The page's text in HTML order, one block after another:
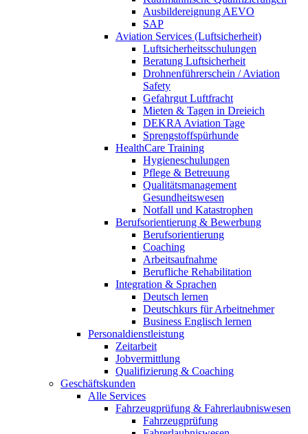
Ausbildereignung AEVO
SAP
Aviation Services (Luftsicherheit)
Luftsicherheitsschulungen
Beratung Luftsicherheit
Drohnenführerschein / Aviation
Safety
Gefahrgut Luftfracht
Mieten & Tagen in Dreieich
DEKRA Aviation Tage
Sprengstoffspürhunde
HealthCare Training
Hygieneschulungen
Pflege & Betreuung
Qualitätsmanagement
Gesundheitswesen
Notfall und Katastrophen
Berufsorientierung & Bewerbung
Berufsorientierung
Coaching
Arbeitsaufnahme
Berufliche Rehabilitation
Integration & Sprachen
Deutsch lernen
Deutschkurs für Arbeitnehmer
Business Englisch lernen
Personaldienstleistung
Zeitarbeit
Jobvermittlung
Qualifizierung & Coaching
Geschäftskunden
Alle Services
Fahrzeugprüfung & Fahrerlaubniswesen
Fahrzeugprüfung